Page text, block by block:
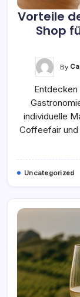
Vorteile
Shop
By
individuelle
Coffeefair und
Uncategorized